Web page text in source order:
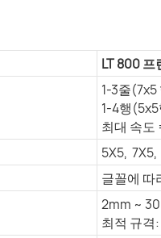
LT 800 프
1-3줄(7x5
1-4행
최대 속
5X5, 7X5,
글꼴에 따
2mm ~
최적 규격